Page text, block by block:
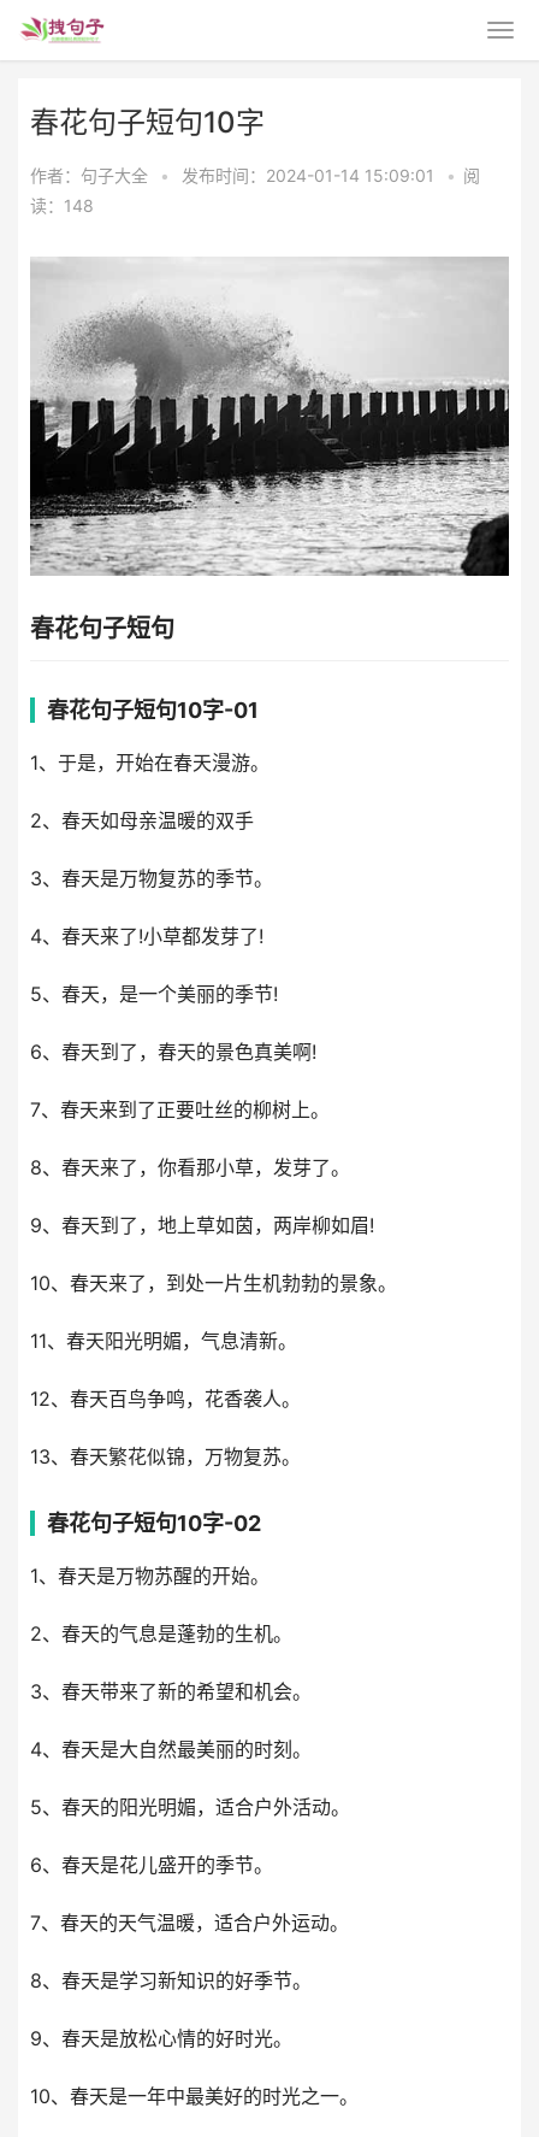
春花句子短句10字
作者：句子大全 • 发布时间：2024-01-14 15:09:01 • 阅
读：148
春花句子短句
春花句子短句10字-01
1、于是，开始在春天漫游。
2、春天如母亲温暖的双手
3、春天是万物复苏的季节。
4、春天来了!小草都发芽了!
5、春天，是一个美丽的季节!
6、春天到了，春天的景色真美啊!
7、春天来到了正要吐丝的柳树上。
8、春天来了，你看那小草，发芽了。
9、春天到了，地上草如茵，两岸柳如眉!
10、春天来了，到处一片生机勃勃的景象。
11、春天阳光明媚，气息清新。
12、春天百鸟争鸣，花香袭人。
13、春天繁花似锦，万物复苏。
春花句子短句10字-02
1、春天是万物苏醒的开始。
2、春天的气息是蓬勃的生机。
3、春天带来了新的希望和机会。
4、春天是大自然最美丽的时刻。
5、春天的阳光明媚，适合户外活动。
6、春天是花儿盛开的季节。
7、春天的天气温暖，适合户外运动。
8、春天是学习新知识的好季节。
9、春天是放松心情的好时光。
10、春天是一年中最美好的时光之一。